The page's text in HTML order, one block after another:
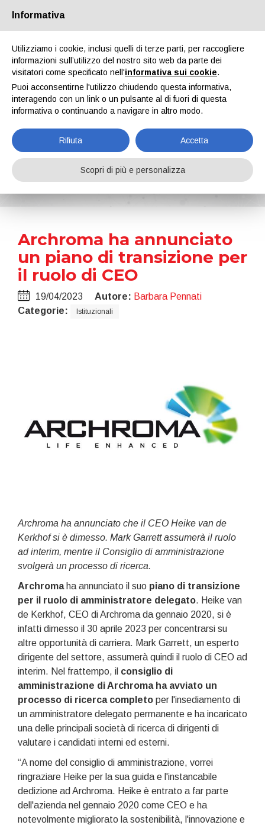
Chi siamo Partners Contatti Area riservata
News
Home Notizie Archroma ha annunciato un piano di transizione per il ruolo di CEO
Archroma ha annunciato
un piano di transizione per
il ruolo di CEO
19/04/2023 Autore: Barbara Pennati
Categorie:
Istituzionali
Archroma ha annunciato che il CEO Heike van de
Kerkhof si è dimesso. Mark Garrett assumerà il ruolo
ad interim, mentre il Consiglio di amministrazione
svolgerà un processo di ricerca.
Archromaha annunciato il suo piano di transizione
per il ruolo di amministratore delegato. Heike van
de Kerkhof, CEO di Archroma da gennaio 2020, si è
infatti dimesso il 30 aprile 2023 per concentrarsi su
altre opportunità di carriera. Mark Garrett, un esperto
dirigente del settore, assumerà quindi il ruolo di CEO ad
interim. Nel frattempo, il consiglio di
amministrazione di Archroma ha avviato un
processo di ricerca completo per l'insediamento di
un amministratore delegato permanente e ha incaricato
una delle principali società di ricerca di dirigenti di
valutare i candidati interni ed esterni.
“A nome del consiglio di amministrazione, vorrei
ringraziare Heike per la sua guida e l'instancabile
dedizione ad Archroma. Heike è entrato a far parte
dell'azienda nel gennaio 2020 come CEO e ha
notevolmente migliorato la sostenibilità, l'innovazione e
Informativa
Utilizziamo i cookie, inclusi quelli di terze parti, per raccogliere
informazioni sull’utilizzo del nostro sito web da parte dei
visitatori come specificato nell'informativa sui cookie.
Puoi acconsentirne l'utilizzo chiudendo questa informativa,
interagendo con un link o un pulsante al di fuori di questa
informativa o continuando a navigare in altro modo.
Rifiuta Accetta
Scopri di più e personalizza